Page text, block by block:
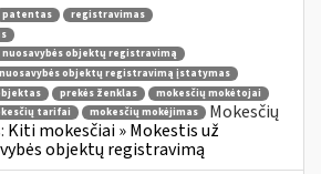
patentas
registravimas
objektų registravimą
objektų registravimą įstatymas
prekės ženklas
mokesčių mokėtojai
tarifai mokesčių mokėjimas
Mokesčių
Kiti mokesčiai » Mokestis už
objektų registravimą